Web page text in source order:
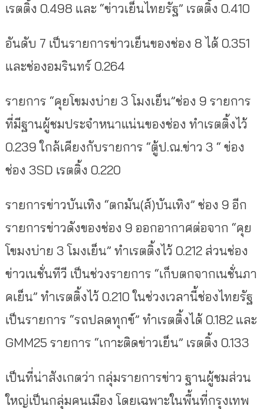
เรตติ้ง 0.498 และ “ข่าวเย็นไทยรัฐ” เรตติ้ง 0.410
อันดับ 7 เป็นรายการข่าวเย็นของช่อง 8 ได้ 0.351
และช่องอมรินทร์ 0.264
รายการ “คุยโขมงบ่าย 3 โมงเย็น”ช่อง 9 รายการ
ที่มีฐานผู้ชมประจำหนาแน่นของช่อง ทำเรตติ้งไว้
0.239 ใกล้เคียงกับรายการ “ตู้ป.ณ.ข่าว 3 “ ข่อง
ช่อง 3SD เรตติ้ง 0.220
รายการข่าวบันเทิง “ตกมัน(ส์)บันเทิง” ช่อง 9 อีก
รายการข่าวดังของช่อง 9 ออกอากาศต่อจาก “คุย
โขมงบ่าย 3 โมงเย็น” ทำเรตติ้งไว้ 0.212 ส่วนช่อง
ข่าวเนชั่นทีวี เป็นช่วงรายการ “เก็บตกจากเนชั่นภา
คเย็น” ทำเรตติ้งไว้ 0.210 ในช่วงเวลานี้ช่องไทยรัฐ
เป็นรายการ “รถปลดทุกข์” ทำเรตติ้งได้ 0.182 และ
GMM25 รายการ “เกาะติดข่าวเย็น” เรตติ้ง 0.133
เป็นที่น่าสังเกตว่า กลุ่มรายการข่าว ฐานผู้ชมส่วน
ใหญ่เป็นกลุ่มคนเมือง โดยเฉพาะในพื้นที่กรุงเทพ